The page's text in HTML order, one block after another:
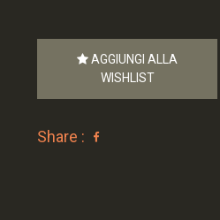
AGGIUNGI ALLA
WISHLIST
Share :